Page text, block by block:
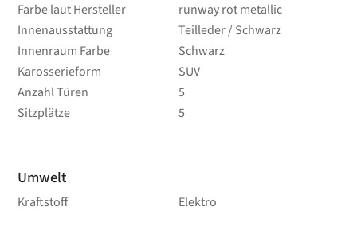
Farbe laut Hersteller
runway rot metallic
Innenausstattung
Teilleder / Schwarz
Innenraum Farbe
Schwarz
Karosserieform
SUV
Anzahl Türen
5
Sitzplätze
5
Umwelt
Kraftstoff
Elektro